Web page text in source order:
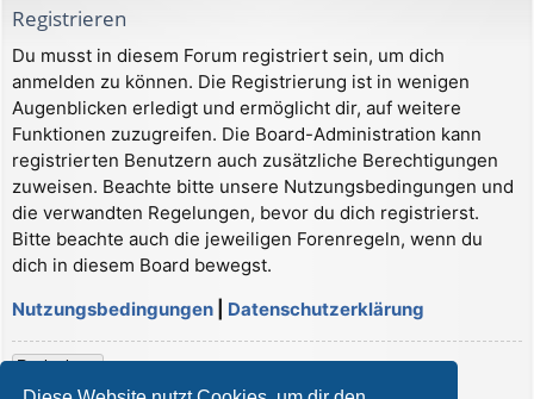
Registrieren
Du musst in diesem Forum registriert sein, um dich
anmelden zu können. Die Registrierung ist in wenigen
Augenblicken erledigt und ermöglicht dir, auf weitere
Funktionen zuzugreifen. Die Board-Administration kann
registrierten Benutzern auch zusätzliche Berechtigungen
zuweisen. Beachte bitte unsere Nutzungsbedingungen und
die verwandten Regelungen, bevor du dich registrierst.
Bitte beachte auch die jeweiligen Forenregeln, wenn du
dich in diesem Board bewegst.
Nutzungsbedingungen
Datenschutzerklärung
Registrieren